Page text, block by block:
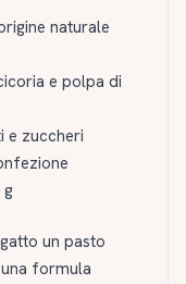
naturale
e polpa di
e zuccheri
g
un pasto
formula